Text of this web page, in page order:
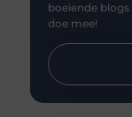
boeiende
doe mee!